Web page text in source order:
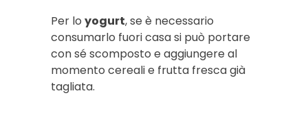
Per lo yogurt, se è necessario
consumarlo fuori casa si può portare
con sé scomposto e aggiungere al
momento cereali e frutta fresca già
tagliata.